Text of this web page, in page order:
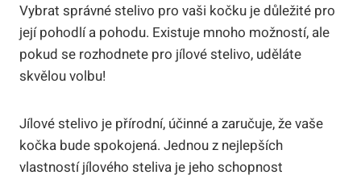
Vybrat správné ​stelivo pro vaši kočku ‌je důležité⁣ pro
její pohodlí‍ a pohodu. Existuje mnoho možností, ale
pokud se‌ rozhodnete⁢ pro jílové stelivo, uděláte
⁢skvělou‍ volbu!
Jílové ⁤stelivo je přírodní,⁢ účinné a zaručuje, že⁢ vaše
⁤kočka bude spokojená. ‌Jednou z nejlepších
vlastností‍ jílového⁣ steliva⁣ je jeho schopnost